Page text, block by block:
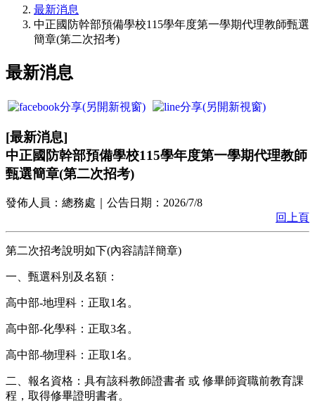
最新消息
中正國防幹部預備學校115學年度第一學期代理教師甄選
簡章(第二次招考)
最新消息
[最新消息]
中正國防幹部預備學校115學年度第一學期代理教師
甄選簡章(第二次招考)
發佈人員： 總務處 ｜公告日期： 2026/7/8
回上頁
第二次招考說明如下(內容請詳簡章)
一、甄選科別及名額：
高中部-地理科：正取1名。
高中部-化學科：正取3名。
高中部-物理科：正取1名。
二、報名資格：具有該科教師證書者 或 修畢師資職前教育課
程，取得修畢證明書者。